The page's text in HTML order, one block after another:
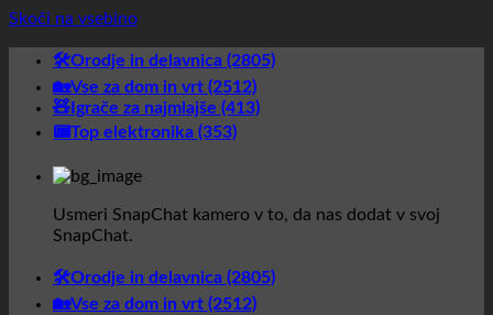
Skoči na vsebino
🛠️Orodje in delavnica (2805)
🏡Vse za dom in vrt (2512)
🧸Igrače za najmlajše (413)
📟Top elektronika (353)
Usmeri SnapChat kamero v to, da nas dodat v svoj
SnapChat.
🛠️Orodje in delavnica (2805)
🏡Vse za dom in vrt (2512)